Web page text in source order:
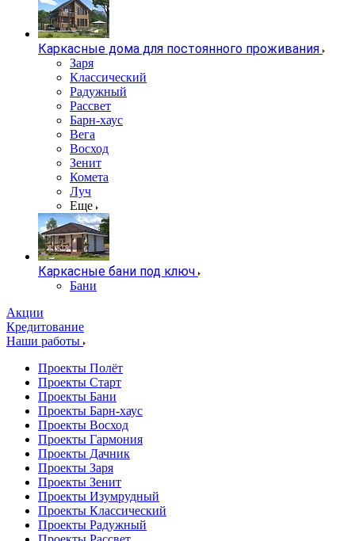
Каркасные дома для постоянного проживания
Заря
Классический
Радужный
Рассвет
Барн-хаус
Вега
Восход
Зенит
Комета
Луч
Еще
Каркасные бани под ключ
Бани
Акции
Кредитование
Наши работы
Проекты Полёт
Проекты Старт
Проекты Бани
Проекты Барн-хаус
Проекты Восход
Проекты Гармония
Проекты Дачник
Проекты Заря
Проекты Зенит
Проекты Изумрудный
Проекты Классический
Проекты Радужный